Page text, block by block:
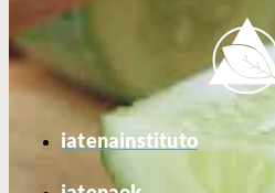
iatenainstituto